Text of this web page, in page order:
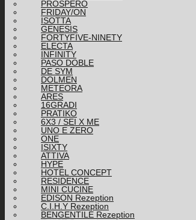
PROSPERO
FRIDAY/ON
ISOTTA
GENESIS
FORTYFIVE-NINETY
ELECTA
INFINITY
PASO DOBLE
DE SYM
DOLMEN
METEORA
ARES
16GRADI
PRATIKO
6X3 / SEI X ME
UNO E ZERO
ONE
ISIXTY
ATTIVA
HYPE
HOTEL CONCEPT
RESIDENCE
MINI CUCINE
EDISON Rezeption
C.I.H.Y Rezeption
BENGENTILE Rezeption